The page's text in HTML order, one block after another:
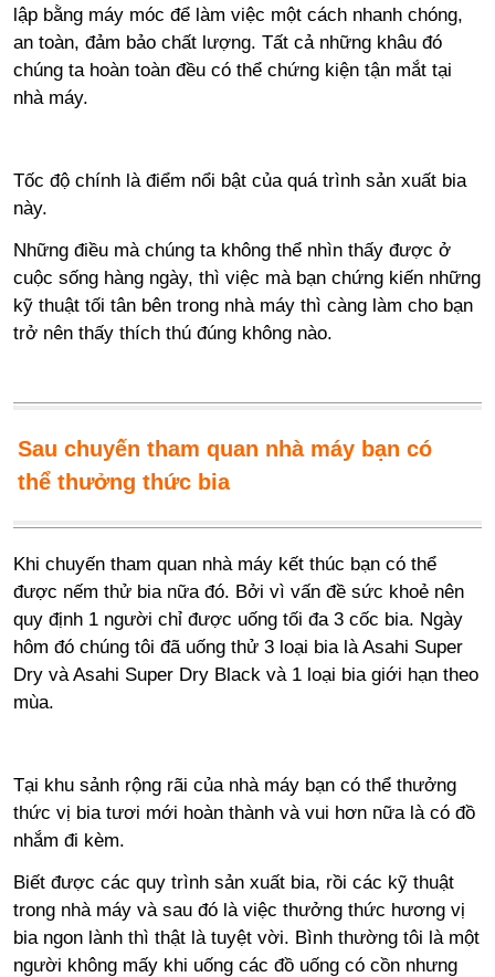
lập bằng máy móc để làm việc một cách nhanh chóng,
an toàn, đảm bảo chất lượng. Tất cả những khâu đó
chúng ta hoàn toàn đều có thể chứng kiện tận mắt tại
nhà máy.
Tốc độ chính là điểm nổi bật của quá trình sản xuất bia
này.
Những điều mà chúng ta không thể nhìn thấy được ở
cuộc sống hàng ngày, thì việc mà bạn chứng kiến những
kỹ thuật tối tân bên trong nhà máy thì càng làm cho bạn
trở nên thấy thích thú đúng không nào.
Sau chuyến tham quan nhà máy bạn có
thể thưởng thức bia
Khi chuyến tham quan nhà máy kết thúc bạn có thể
được nếm thử bia nữa đó. Bởi vì vấn đề sức khoẻ nên
quy định 1 người chỉ được uống tối đa 3 cốc bia. Ngày
hôm đó chúng tôi đã uống thử 3 loại bia là Asahi Super
Dry và Asahi Super Dry Black và 1 loại bia giới hạn theo
mùa.
Tại khu sảnh rộng rãi của nhà máy bạn có thể thưởng
thức vị bia tươi mới hoàn thành và vui hơn nữa là có đồ
nhắm đi kèm.
Biết được các quy trình sản xuất bia, rồi các kỹ thuật
trong nhà máy và sau đó là việc thưởng thức hương vị
bia ngon lành thì thật là tuyệt vời. Bình thường tôi là một
người không mấy khi uống các đồ uống có cồn nhưng